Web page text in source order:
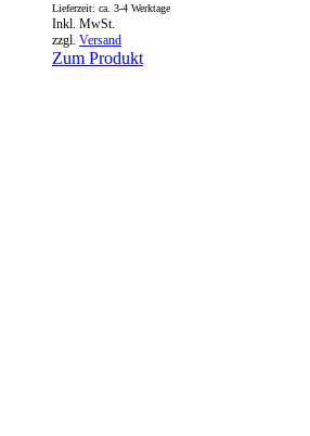
Inkl. MwSt.
zzgl. Versand
Lieferzeit: ca. 3-4 Werktage
Zum Produkt